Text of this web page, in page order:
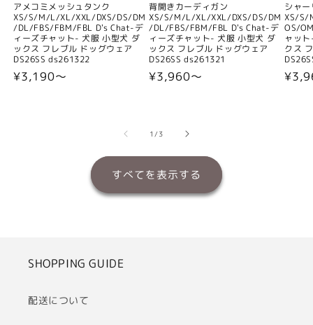
アメコミメッシュタンク
XS/S/M/L/XL/XXL/DXS/DS/DM
/DL/FBS/FBM/FBL D's Chat-デ
ィーズチャット- 犬服 小型犬 ダ
ックス フレブル ドッグウェア
DS26SS ds261322
通
¥3,190〜
背開きカーディガン
XS/S/M/L/XL/XXL/DXS/DS/DM
/DL/FBS/FBM/FBL D's Chat-デ
ィーズチャット- 犬服 小型犬 ダ
ックス フレブル ドッグウェア
DS26SS ds261321
通
¥3,960〜
シャ
XS/
OS/
ャッ
クス
通
1/の
3
すべてを表示する
SHOPPING GUIDE
配送について